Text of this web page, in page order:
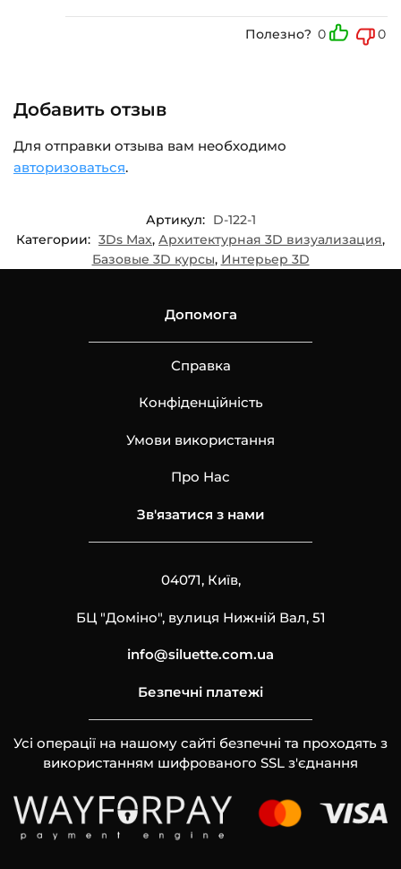
Полезно? 0 0
Добавить отзыв
Для отправки отзыва вам необходимо
авторизоваться.
Артикул: D-122-1
Категории: 3Ds Max, Архитектурная 3D визуализация,
Базовые 3D курсы, Интерьер 3D
Допомога
Справка
Конфіденційність
Умови використання
Про Нас
Зв'язатися з нами
04071, Київ,
БЦ "Доміно", вулиця Нижній Вал, 51
info@siluette.com.ua
Безпечні платежі
Усі операції на нашому сайті безпечні та проходять з
використанням шифрованого SSL з'єднання